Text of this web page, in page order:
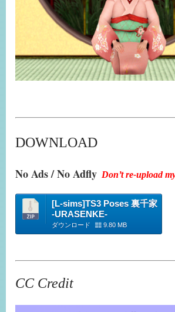
DOWNLOAD
No Ads / No Adfly Don’t re-upload
[L-sims]TS3 Poses 裏千家
-URASENKE-
ダウンロード 9.80 MB
CC Credit